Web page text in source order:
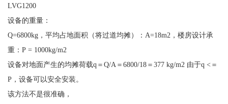
LVG1200
设备的重量：
Q=6800kg，平均占地面积（将过道均摊）：A=18m2，楼房设计承
重：P = 1000kg/m2
设备对地面产生的均摊荷载q＝Q/A＝6800/18＝377 kg/m2 由于q <＝
P，设备可以安全安装。
该方法不是很准确，